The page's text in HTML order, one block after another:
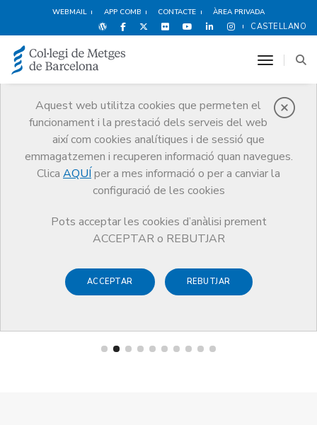
WEBMAIL APP COMB CONTACTE ÀREA PRIVADA
CASTELLANO
Aquest web utilitza cookies que permeten el
funcionament i la prestació dels serveis del web
així com cookies analítiques i de sessió que
emmagatzemen i recuperen informació quan navegues.
Clica AQUÍ per a mes informació o per a canviar la
configuració de les cookies
Pots acceptar les cookies d’anàlisi prement
ACCEPTAR o REBUTJAR
ACCEPTAR REBUTJAR
toggle
Avantatges i
descomptes
Serveis Altres serveis
Avantatges i descomptes
ClickAlp